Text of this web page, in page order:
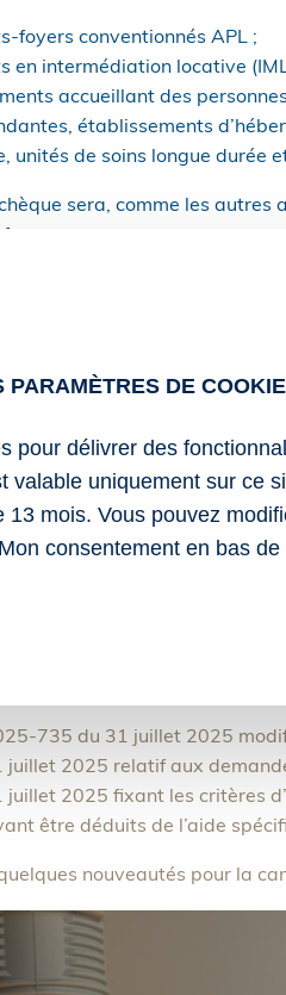
foyers conventionnés APL ;
en intermédiation locative
accueillant des
établissements
unités de soins longue durée
sera, comme les autres
énergie, c’est-à-dire que le
énergie s’étend de 48 à 277
être éligible, il convient de
février 2026.
735 du 31 juillet 2025
juillet 2025 relatif aux
juillet 2025 fixant les critères
être déduits de l’aide
nouveautés pour la
PARAMÈTRES DE
pour délivrer des
valable uniquement sur ce
13 mois. Vous pouvez
consentement en bas de